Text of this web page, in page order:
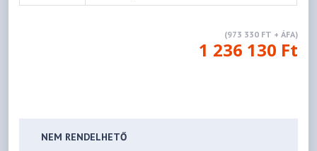
(973 330 FT + ÁFA)
1 236 130 Ft
NEM RENDELHETŐ